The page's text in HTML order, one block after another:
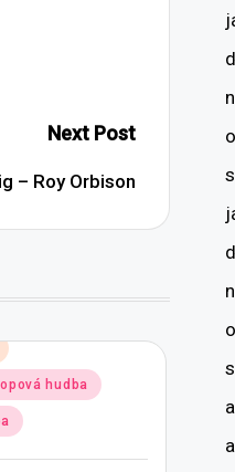
Next Post
– Roy Orbison
hudba